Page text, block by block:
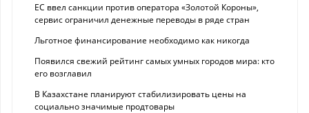
ЕС ввел санкции против оператора «Золотой Короны»,
сервис ограничил денежные переводы в ряде стран
Льготное финансирование необходимо как никогда
Появился свежий рейтинг самых умных городов мира: кто
его возглавил
В Казахстане планируют стабилизировать цены на
социально значимые продтовары